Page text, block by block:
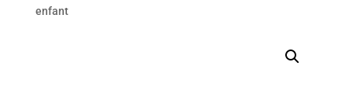
enfant